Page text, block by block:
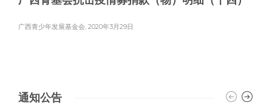
广西青少年发展基金会, 2020年3月29日
通知公告